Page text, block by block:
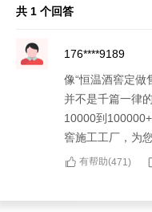
共 1 个回答
176****9189
像“恒温酒窖定
并不是千篇一律
10000到
窖施工工厂，为
有帮助(471 )